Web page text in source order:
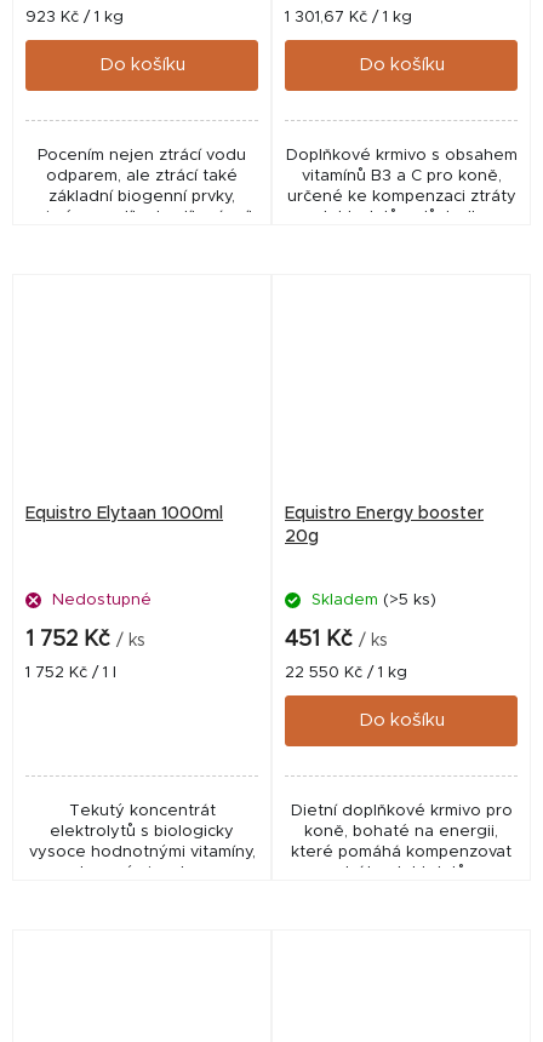
Měrná
cena:
923 Kč / 1 kg
Do košíku
Pocením nejen ztrácí vodu
odparem, ale ztrácí také
základní biogenní prvky,
zejména sodík, draslík, vápník
Měrná
cena:
1 301,67 Kč / 1 kg
Do košíku
Doplňkové krmivo s obsahem
vitamínů B3 a C pro koně,
určené ke kompenzaci ztráty
elektrolytů v důsledku
Equistro Elytaan 1000ml
Nedostupné
1 752 Kč / ks
Měrná
1 752 Kč / 1 l
Tekutý koncentrát
elektrolytů s biologicky
vysoce hodnotnými vitamíny,
Equistro Energy booster
20g
Skladem (>5 ks)
451 Kč / ks
Měrná
cena:
22 550 Kč / 1 kg
Do košíku
Dietní doplňkové krmivo pro
koně, bohaté na energii,
které pomáhá kompenzovat